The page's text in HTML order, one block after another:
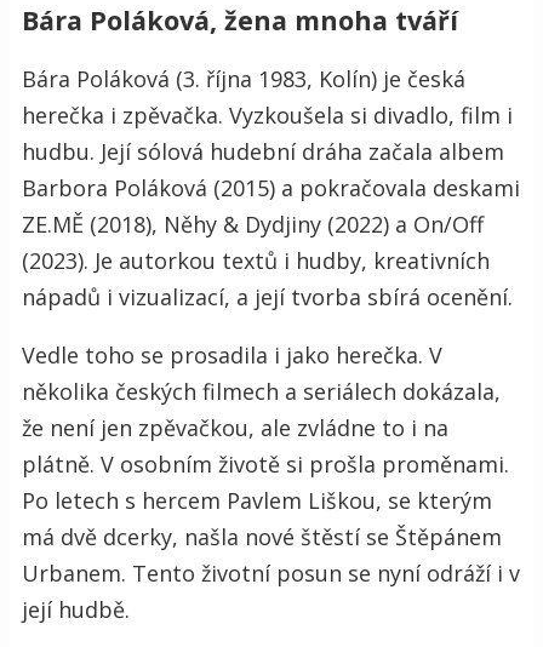
Bára Poláková, žena mnoha tváří
Bára Poláková (3. října 1983, Kolín) je česká
herečka i zpěvačka. Vyzkoušela si divadlo, film i
hudbu. Její sólová hudební dráha začala albem
Barbora Poláková (2015) a pokračovala deskami
ZE.MĚ (2018), Něhy & Dydjiny (2022) a On/Off
(2023). Je autorkou textů i hudby, kreativních
nápadů i vizualizací, a její tvorba sbírá ocenění.
Vedle toho se prosadila i jako herečka. V
několika českých filmech a seriálech dokázala,
že není jen zpěvačkou, ale zvládne to i na
plátně. V osobním životě si prošla proměnami.
Po letech s hercem Pavlem Liškou, se kterým
má dvě dcerky, našla nové štěstí se Štěpánem
Urbanem. Tento životní posun se nyní odráží i v
její hudbě.